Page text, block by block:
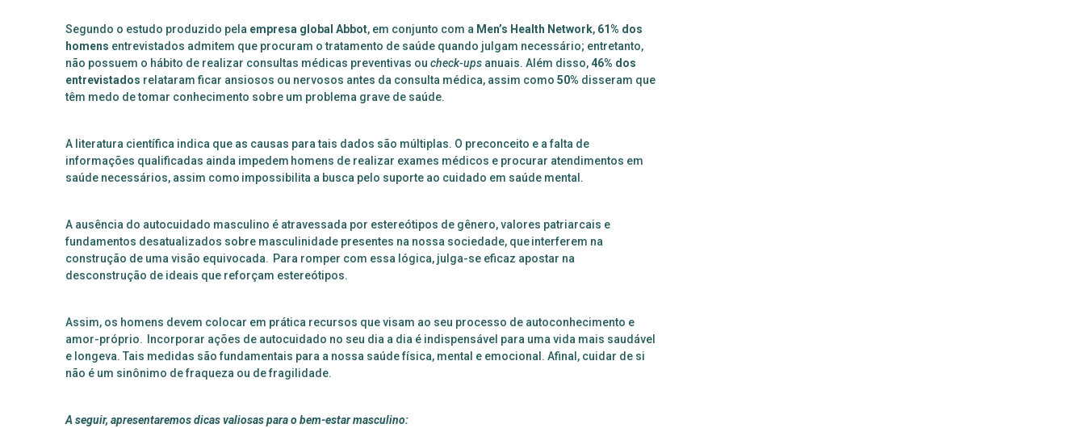
Segundo o estudo produzido pela empresa global Abbot, em conjunto com a Men’s Health Network, 61% dos
homens entrevistados admitem que procuram o tratamento de saúde quando julgam necessário; entretanto,
não possuem o hábito de realizar consultas médicas preventivas oucheck-ups anuais. Além disso,46% dos
entrevistados relataram ficar ansiosos ou nervosos antes da consulta médica, assim como50% disseram que
têm medo de tomar conhecimento sobre um problema grave de saúde.
A literatura científica indica que as causas para tais dados são múltiplas. O preconceito e a falta de
informações qualificadas ainda impedem homens de realizar exames médicos e procurar atendimentos em
saúde necessários, assim como impossibilita a busca pelo suporte ao cuidado em saúde mental.
A ausência do autocuidado masculino é atravessada por estereótipos de gênero, valores patriarcais e
fundamentos desatualizados sobre masculinidade presentes na nossa sociedade, que interferem na
construção de uma visão equivocada. Para romper com essa lógica, julga-se eficaz apostar na
desconstrução de ideais que reforçam estereótipos.
Assim, os homens devem colocar em prática recursos que visam ao seu processo de autoconhecimento e
amor-próprio. Incorporar ações de autocuidado no seu dia a dia é indispensável para uma vida mais saudável
e longeva. Tais medidas são fundamentais para a nossa saúde física, mental e emocional. Afinal, cuidar de si
não é um sinônimo de fraqueza ou de fragilidade.
A seguir, apresentaremos dicas valiosas para o bem-estar masculino: